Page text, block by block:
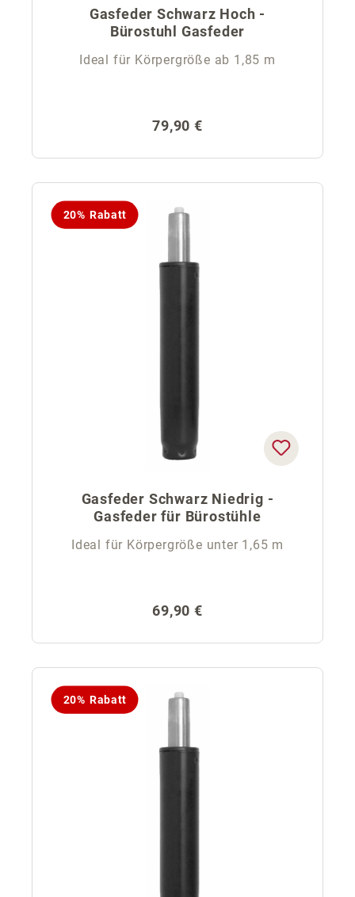
Gasfeder Schwarz Hoch -
Bürostuhl Gasfeder
Ideal für Körpergröße ab 1,85 m
Regulärer Preis:
79,90 €
20% Rabatt
Gasfeder Schwarz Niedrig -
Gasfeder für Bürostühle
Ideal für Körpergröße unter 1,65 m
Regulärer Preis:
69,90 €
20% Rabatt